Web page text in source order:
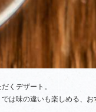
くデザート。
は味の違いも楽しめる、お